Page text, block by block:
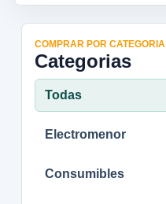
COMPRAR POR CATEGORIA
Categorias
Todas
Electromenor
Consumibles